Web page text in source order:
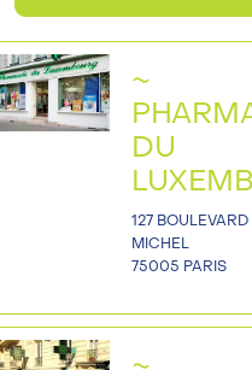
~
DU
127 BOULEVARD
MICHEL
75005 PARIS